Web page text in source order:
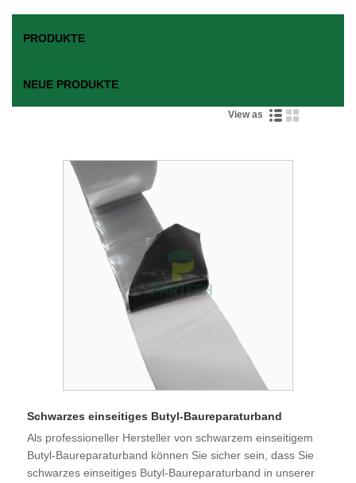
PRODUKTE
NEUE PRODUKTE
View as
Schwarzes einseitiges Butyl-Baureparaturband
Als professioneller Hersteller von schwarzem einseitigem
Butyl-Baureparaturband können Sie sicher sein, dass Sie
schwarzes einseitiges Butyl-Baureparaturband in unserer